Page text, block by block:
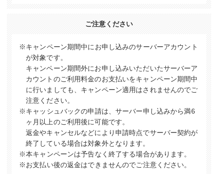
ご注意ください
※キャンペーン期間中にお申し込みのサーバーアカウント
が対象です。
キャンペーン期間外にお申し込みいただいたサーバーア
カウントのご利用料金のお支払いをキャンペーン期間中
に行いましても、キャンペーン適用はされませんのでご
注意ください。
※キャッシュバックの申請は、サーバー申し込みから満6
ヶ月以上のご利用後に可能です。
返金やキャンセルなどにより申請時点でサーバー契約が
終了している場合は対象外となります。
※本キャンペーンは予告なく終了する場合があります。
※お支払い後の返金はできませんのでご注意ください。